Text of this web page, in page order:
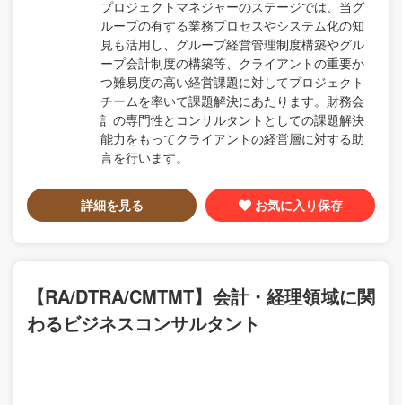
プロジェクトマネジャーのステージでは、当グ
ループの有する業務プロセスやシステム化の知
見も活用し、グループ経営管理制度構築やグル
ープ会計制度の構築等、クライアントの重要か
つ難易度の高い経営課題に対してプロジェクト
チームを率いて課題解決にあたります。財務会
計の専門性とコンサルタントとしての課題解決
能力をもってクライアントの経営層に対する助
言を行います。
詳細を見る お気に入り保存
【RA/DTRA/CMTMT】会計・経理領域に関
わるビジネスコンサルタント